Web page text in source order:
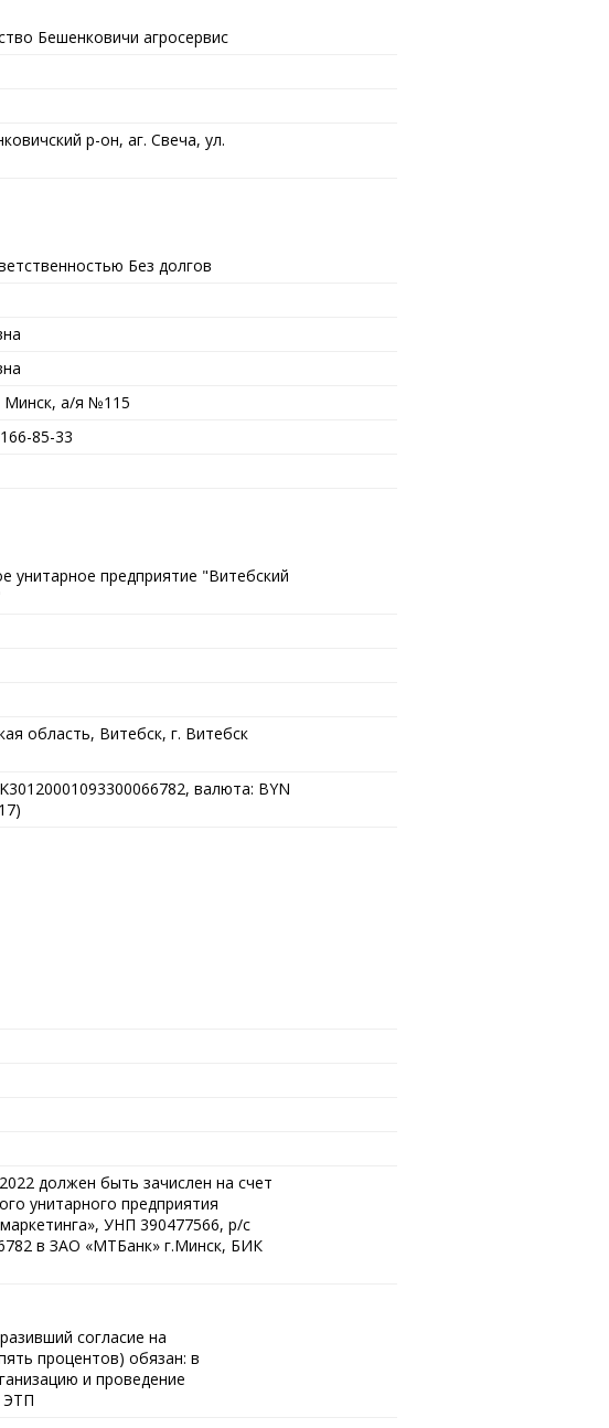
Бешенковичи агросервис
р-он, аг. Свеча, ул.
Без долгов
Минск, а/я №115
85-33
унитарное предприятие "Витебский
область, Витебск, г. Витебск
валюта: BYN
должен быть зачислен на счет
унитарного предприятия
УНП 390477566, р/с
в ЗАО «МТБанк» г.Минск, БИК
согласие на
процентов) обязан: в
и проведение
ЭТП